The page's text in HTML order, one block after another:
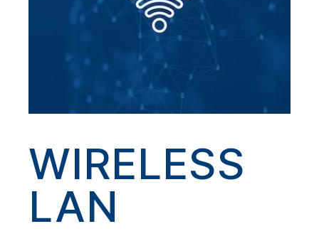
WIRELESS
LAN